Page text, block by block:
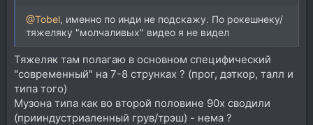
@Tobel, именно по инди не подскажу. По рокешнеку/
тяжеляку "молчаливых" видео я не видел
Тяжеляк там полагаю в основном специфический
"современный" на 7-8 струнках ? (прог, дэткор, талл и
типа того)
Музона типа как во второй половине 90х сводили
(прииндустриаленный грув/трэш) - нема ?